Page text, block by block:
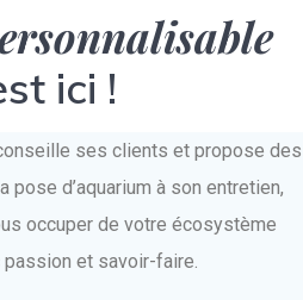
ici !
ses clients et propose des
pose d’aquarium à son entretien,
occuper de votre écosystème
et savoir-faire.